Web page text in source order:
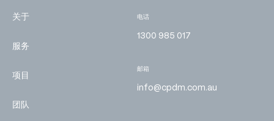
关于
服务
项目
团队
电话
1300 985 017
邮箱
info@cpdm.com.au